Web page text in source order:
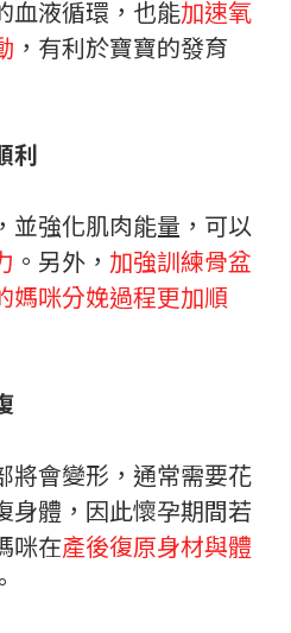
血液循環，也能加速氧
，有利於寶寶的發育
利
並強化肌肉能量，可以
。另外， 加強訓練骨盆
媽咪分娩過程更加順
將會變形，通常需要花
身體，因此懷孕期間若
咪在產後復原身材與體
。